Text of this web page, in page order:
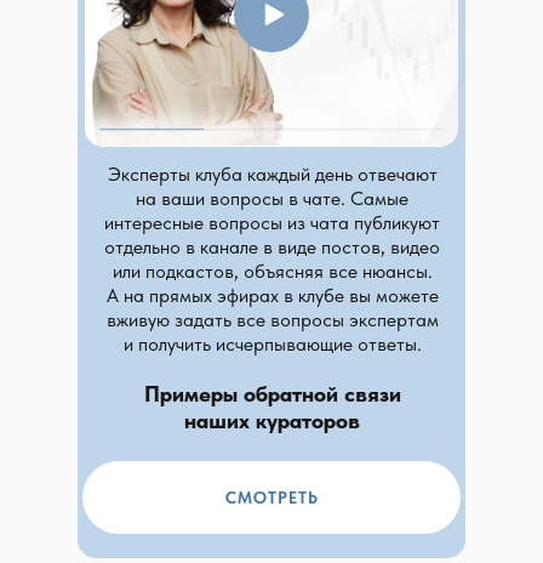
ЧТО ВХОДИТ В КЛУБ
Эксперты клуба каждый день отвечают
на ваши вопросы в чате. Самые
интересные вопросы из чата публикуют
отдельно в канале в виде постов, видео
или подкастов, объясняя все нюансы.
А на прямых эфирах в клубе вы можете
вживую задать все вопросы экспертам
и получить исчерпывающие ответы.
Примеры обратной связи
наших кураторов
СМОТРЕТЬ